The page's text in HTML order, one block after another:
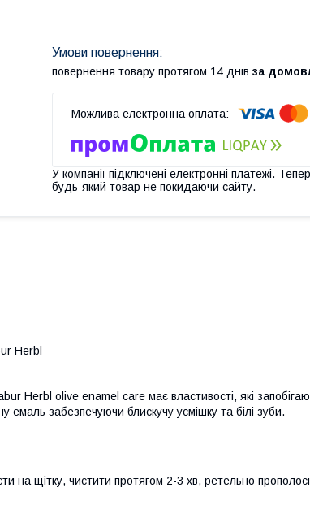
повернення товару протягом 14 днів за
У компанії підключені електронні платежі.
будь-який товар не покидаючи сайту.
Herbl
Herbl olive enamel care має властивості, які
емаль забезпечуючи блискучу усмішку та білі зуби.
на щітку, чистити протягом 2-3 хв, ретельно